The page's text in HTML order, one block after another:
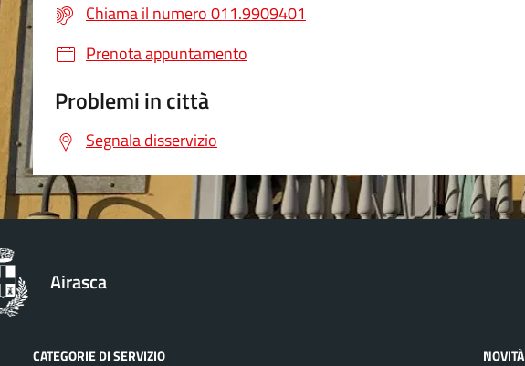
Chiama il numero 011.9909401
Prenota appuntamento
Problemi in città
Segnala disservizio
Airasca
CATEGORIE DI SERVIZIO NOVITÀ